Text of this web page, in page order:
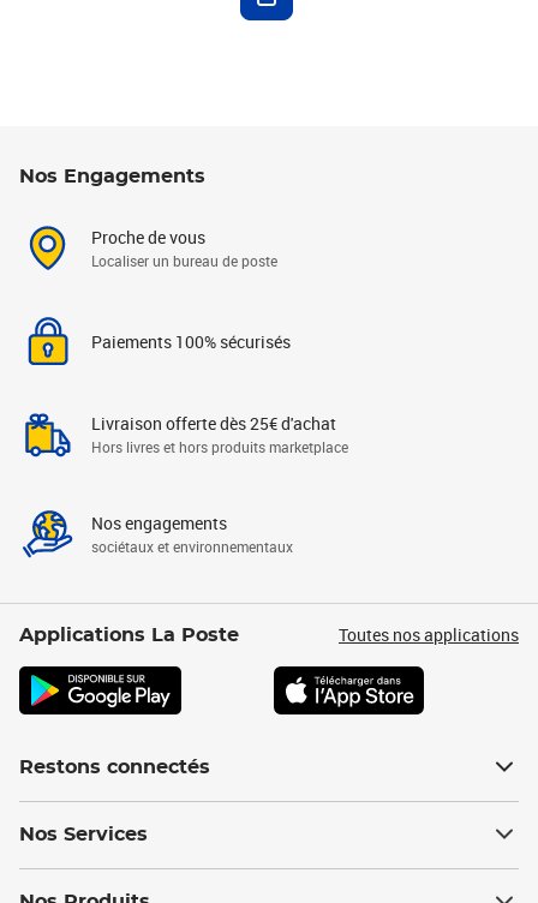
Nos Engagements
Proche de vous
Localiser un bureau de poste
Paiements 100% sécurisés
Livraison offerte dès 25€ d'achat
Hors livres et hors produits marketplace
Nos engagements
sociétaux et environnementaux
Applications La Poste Toutes nos applications
Restons connectés
Nos Services